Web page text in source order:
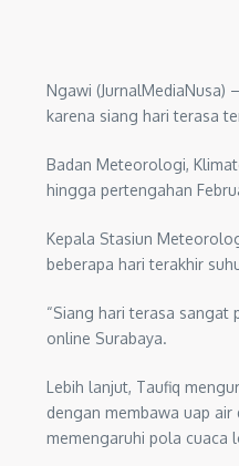
Ngawi (JurnalMediaNusa)
karena siang hari terasa
Badan Meteorologi,
hingga pertengahan
Kepala Stasiun
beberapa hari terakhir
“Siang hari terasa sangat
online Surabaya.
Lebih lanjut, Taufiq
dengan membawa uap
memengaruhi pola cuaca